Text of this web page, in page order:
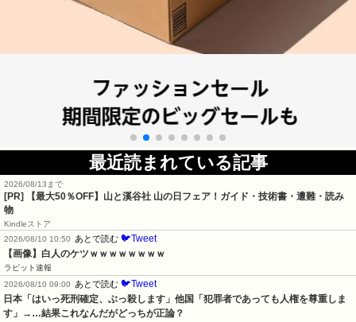
最近読まれている記事
2026/08/13まで
[PR]
【最大50％OFF】山と溪谷社 山の日フェア！ガイド・技術書・遭難・読み
物
Kindleストア
2026/08/10 10:50
あとで読む 🐦Tweet
【画像】白人のケツｗｗｗｗｗｗｗｗ
ラビット速報
2026/08/10 09:00
あとで読む 🐦Tweet
日本「はいっ死刑確定、ぶっ殺します」他国「犯罪者であっても人権を尊重しま
す」→…結果これなんだがどっちが正論？